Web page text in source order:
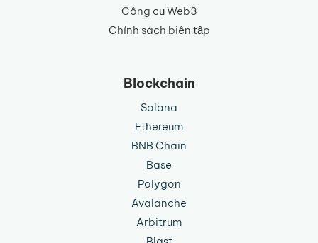
Công cụ Web3
Chính sách biên tập
Blockchain
Solana
Ethereum
BNB Chain
Base
Polygon
Avalanche
Arbitrum